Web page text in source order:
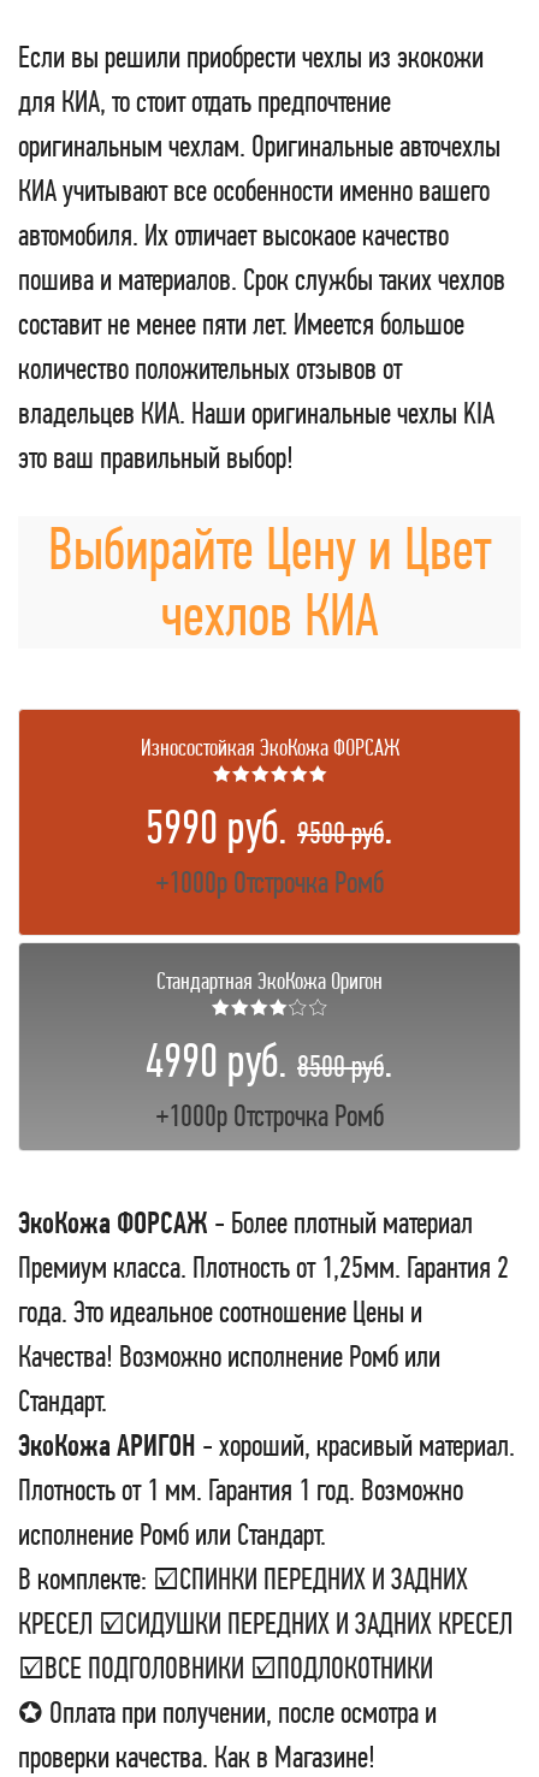
Если вы решили приобрести чехлы из экокожи
для КИА, то стоит отдать предпочтение
оригинальным чехлам. Оригинальные авточехлы
КИА учитывают все особенности именно вашего
автомобиля. Их отличает высокаое качество
пошива и материалов. Срок службы таких чехлов
составит не менее пяти лет. Имеется большое
количество положительных отзывов от
владельцев КИА. Наши оригинальные чехлы KIA
это ваш правильный выбор!
Выбирайте Цену и Цвет
чехлов КИА
Износостойкая ЭкоКожа ФОРСАЖ
★★★★★★
5990 руб. 9500 руб.
+1000р Отстрочка Ромб
Стандартная ЭкоКожа Оригон
★★★★☆☆
4990 руб. 8500 руб.
+1000р Отстрочка Ромб
ЭкоКожа ФОРСАЖ - Более плотный материал
Премиум класса. Плотность от 1,25мм. Гарантия 2
года. Это идеальное соотношение Цены и
Качества! Возможно исполнение Ромб или
Стандарт.
ЭкоКожа АРИГОН - хороший, красивый материал.
Плотность от 1 мм. Гарантия 1 год. Возможно
исполнение Ромб или Стандарт.
В комплекте: ☑СПИНКИ ПЕРЕДНИХ И ЗАДНИХ
КРЕСЕЛ ☑СИДУШКИ ПЕРЕДНИХ И ЗАДНИХ КРЕСЕЛ
☑ВСЕ ПОДГОЛОВНИКИ ☑ПОДЛОКОТНИКИ
✪ Оплата при получении, после осмотра и
проверки качества. Как в Магазине!